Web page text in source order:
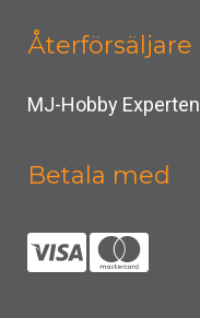
Återförsäljare
MJ-Hobby Experten
Betala med